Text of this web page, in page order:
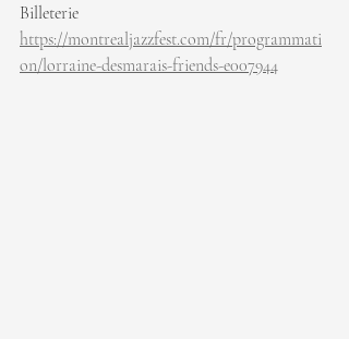
Billeterie
https://montrealjazzfest.com/fr/programmati
on/lorraine-desmarais-friends-e007944